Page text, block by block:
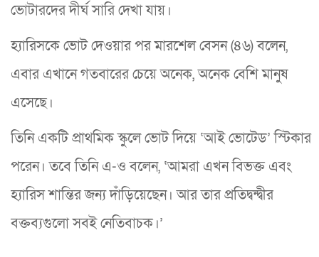
ভোটারদের দীর্ঘ সারি দেখা যায়।
হ্যারিসকে ভোট দেওয়ার পর মারশেল বেসন (৪৬) বলেন,
এবার এখানে গতবারের চেয়ে অনেক, অনেক বেশি মানুষ
এসেছে।
তিনি একটি প্রাথমিক স্কুলে ভোট দিয়ে ‘আই ভোটেড’ স্টিকার
পরেন। তবে তিনি এ-ও বলেন, ‘আমরা এখন বিভক্ত এবং
হ্যারিস শান্তির জন্য দাঁড়িয়েছেন। আর তার প্রতিদ্বন্দ্বীর
বক্তব্যগুলো সবই নেতিবাচক।’